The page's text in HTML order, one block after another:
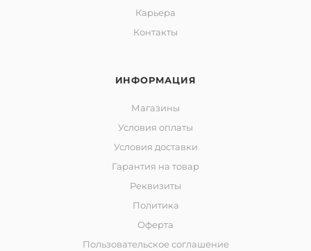
Карьера
Контакты
ИНФОРМАЦИЯ
Магазины
Условия оплаты
Условия доставки
Гарантия на товар
Реквизиты
Политика
Оферта
Пользовательское соглашение